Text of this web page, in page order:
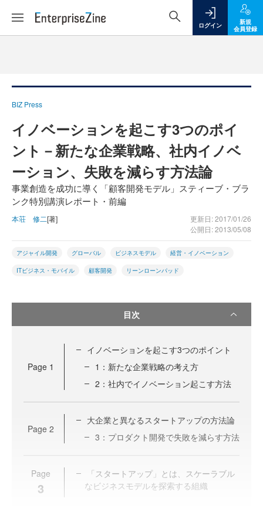
ログイン
新規
会員登録
BIZ Press
イノベーションを起こす3つのポイ
ント－新たな企業戦略、社内イノベ
ーション、失敗を減らす方法論
事業創造を成功に導く「顧客開発モデル」スティーブ・ブラ
ンク特別講演レポート・前編
本荘 修二[著]
更新日: 2017/01/26
公開日: 2013/05/08
アジャイル開発 グローバル ビジネスモデル 経営・イノベーション
ITビジネス・モバイル 顧客開発 リーンローンパッド
目次
Page 1
イノベーションを起こす3つのポイント
1：新たな企業戦略の考え方
2：社内でイノベーション起こす方法
Page 2
大企業と異なるスタートアップの方法論
3：プロダクト開発で失敗を減らす方法
Page
3
「スタートアップ」とは、スケーラブル
なビジネスモデルを探索する組織